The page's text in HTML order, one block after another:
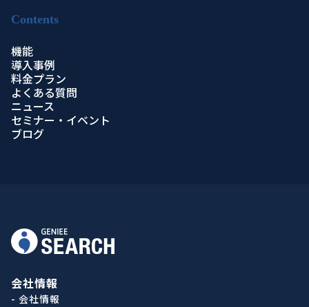
Contents
機能
導入事例
料金プラン
よくある質問
ニュース
セミナー・イベント
ブログ
会社情報
- 会社情報